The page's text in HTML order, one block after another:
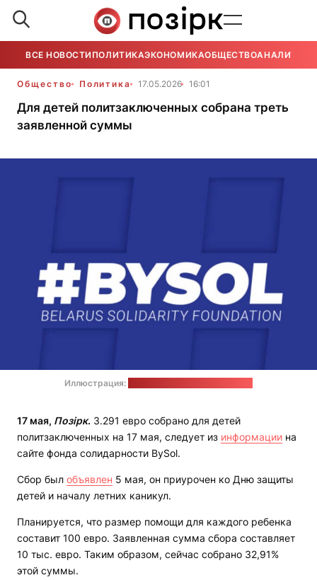
ВСЕ НОВОСТИ ПОЛИТИКАЭКОНОМИКАОБЩЕСТВОАНАЛИТИКА
Общество Политика 17.05.2026 16:01
Для детей политзаключенных собрана треть
заявленной суммы
Иллюстрация:
17 мая, Позірк. 3.291 евро собрано для детей
политзаключенных на 17 мая, следует из информации на
сайте фонда солидарности BySol.
Сбор был объявлен 5 мая, он приурочен ко Дню защиты
детей и началу летних каникул.
Планируется, что размер помощи для каждого ребенка
составит 100 евро. Заявленная сумма сбора составляет
10 тыс. евро. Таким образом, сейчас собрано 32,91%
этой суммы.